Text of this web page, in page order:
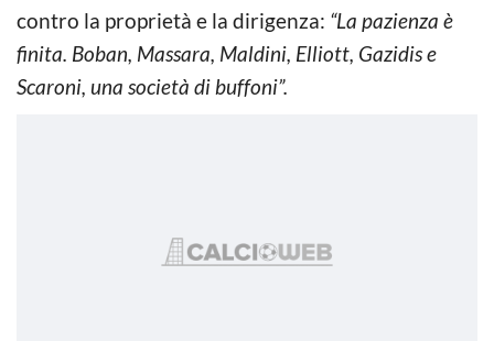
contro la proprietà e la dirigenza: “La pazienza è
finita. Boban, Massara, Maldini, Elliott, Gazidis e
Scaroni, una società di buffoni”.